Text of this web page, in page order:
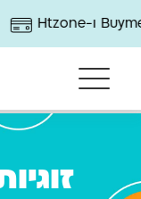
אפשרות ל-12